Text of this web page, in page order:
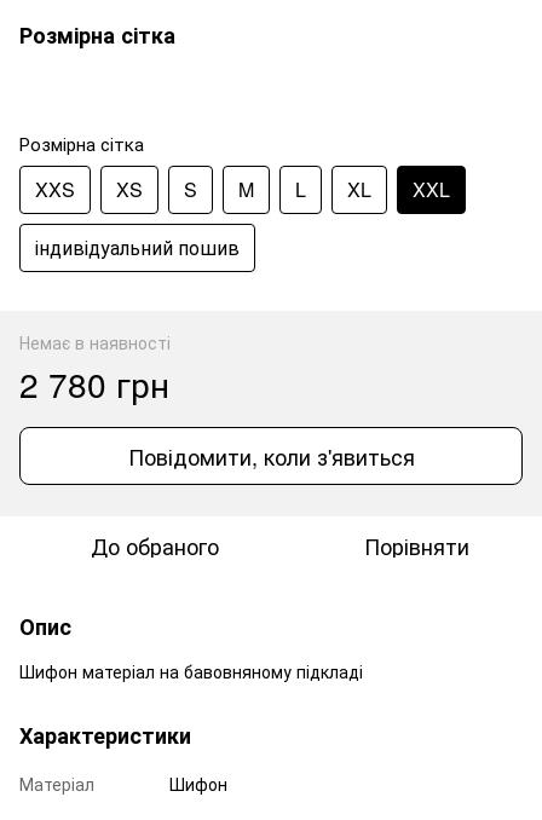
Розмірна сітка
Розмірна сітка
XXS XS S M L XL XXL
індивідуальний пошив
Немає в наявності
2 780 грн
Повідомити, коли з'явиться
До обраного Порівняти
Опис
Шифон матеріал на бавовняному підкладі
Характеристики
Матеріал Шифон